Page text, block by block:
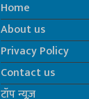
Home
About us
Privacy Policy
Contact us
टॉप न्यूज़